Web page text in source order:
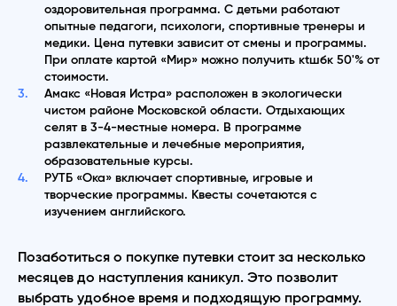
оздоровительная программа. С детьми работают
опытные педагоги, психологи, спортивные тренеры и
медики. Цена путевки зависит от смены и программы.
При оплате картой «Мир» можно получить кtшбк 50'% от
стоимости.
Амакс «Новая Истра» расположен в экологически
чистом районе Московской области. Отдыхающих
селят в 3-4-местные номера. В программе
развлекательные и лечебные мероприятия,
образовательные курсы.
РУТБ «Ока» включает спортивные, игровые и
творческие программы. Квесты сочетаются с
изучением английского.
Позаботиться о покупке путевки стоит за несколько
месяцев до наступления каникул. Это позволит
выбрать удобное время и подходящую программу.